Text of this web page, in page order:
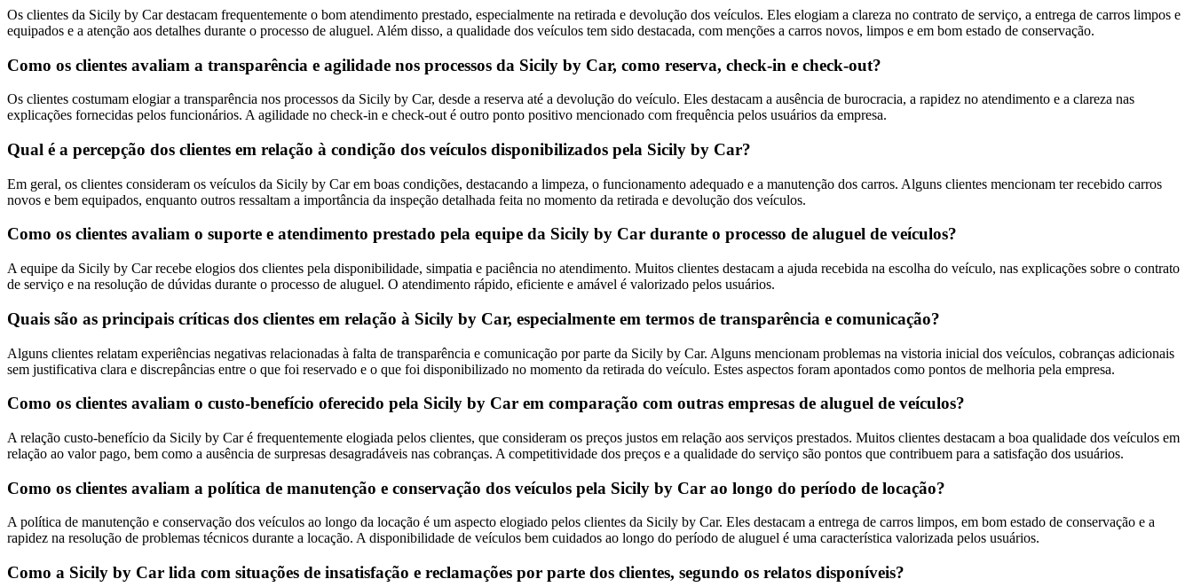
Os clientes da Sicily by Car destacam frequentemente o bom atendimento prestado, especialmente na retirada e devolução dos veículos. Eles elogiam a clareza no contrato de serviço, a entrega de carros limpos e
equipados e a atenção aos detalhes durante o processo de aluguel. Além disso, a qualidade dos veículos tem sido destacada, com menções a carros novos, limpos e em bom estado de conservação.
Como os clientes avaliam a transparência e agilidade nos processos da Sicily by Car, como reserva, check-in e check-out?
Os clientes costumam elogiar a transparência nos processos da Sicily by Car, desde a reserva até a devolução do veículo. Eles destacam a ausência de burocracia, a rapidez no atendimento e a clareza nas
explicações fornecidas pelos funcionários. A agilidade no check-in e check-out é outro ponto positivo mencionado com frequência pelos usuários da empresa.
Qual é a percepção dos clientes em relação à condição dos veículos disponibilizados pela Sicily by Car?
Em geral, os clientes consideram os veículos da Sicily by Car em boas condições, destacando a limpeza, o funcionamento adequado e a manutenção dos carros. Alguns clientes mencionam ter recebido carros
novos e bem equipados, enquanto outros ressaltam a importância da inspeção detalhada feita no momento da retirada e devolução dos veículos.
Como os clientes avaliam o suporte e atendimento prestado pela equipe da Sicily by Car durante o processo de aluguel de veículos?
A equipe da Sicily by Car recebe elogios dos clientes pela disponibilidade, simpatia e paciência no atendimento. Muitos clientes destacam a ajuda recebida na escolha do veículo, nas explicações sobre o contrato
de serviço e na resolução de dúvidas durante o processo de aluguel. O atendimento rápido, eficiente e amável é valorizado pelos usuários.
Quais são as principais críticas dos clientes em relação à Sicily by Car, especialmente em termos de transparência e comunicação?
Alguns clientes relatam experiências negativas relacionadas à falta de transparência e comunicação por parte da Sicily by Car. Alguns mencionam problemas na vistoria inicial dos veículos, cobranças adicionais
sem justificativa clara e discrepâncias entre o que foi reservado e o que foi disponibilizado no momento da retirada do veículo. Estes aspectos foram apontados como pontos de melhoria pela empresa.
Como os clientes avaliam o custo-benefício oferecido pela Sicily by Car em comparação com outras empresas de aluguel de veículos?
A relação custo-benefício da Sicily by Car é frequentemente elogiada pelos clientes, que consideram os preços justos em relação aos serviços prestados. Muitos clientes destacam a boa qualidade dos veículos em
relação ao valor pago, bem como a ausência de surpresas desagradáveis nas cobranças. A competitividade dos preços e a qualidade do serviço são pontos que contribuem para a satisfação dos usuários.
Como os clientes avaliam a política de manutenção e conservação dos veículos pela Sicily by Car ao longo do período de locação?
A política de manutenção e conservação dos veículos ao longo da locação é um aspecto elogiado pelos clientes da Sicily by Car. Eles destacam a entrega de carros limpos, em bom estado de conservação e a
rapidez na resolução de problemas técnicos durante a locação. A disponibilidade de veículos bem cuidados ao longo do período de aluguel é uma característica valorizada pelos usuários.
Como a Sicily by Car lida com situações de insatisfação e reclamações por parte dos clientes, segundo os relatos disponíveis?